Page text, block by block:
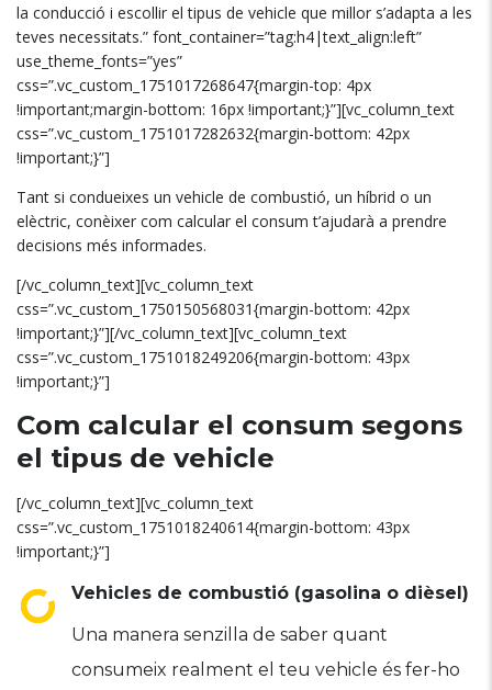
la conducció i escollir el tipus de vehicle que millor s’adapta a les
teves necessitats.” font_container=”tag:h4|text_align:left”
use_theme_fonts=”yes”
css=”.vc_custom_1751017268647{margin-top: 4px
!important;margin-bottom: 16px !important;}”][vc_column_text
css=”.vc_custom_1751017282632{margin-bottom: 42px
!important;}”]
Tant si condueixes un vehicle de combustió, un híbrid o un
elèctric, conèixer com calcular el consum t’ajudarà a prendre
decisions més informades.
[/vc_column_text][vc_column_text
css=”.vc_custom_1750150568031{margin-bottom: 42px
!important;}”][/vc_column_text][vc_column_text
css=”.vc_custom_1751018249206{margin-bottom: 43px
!important;}”]
Com calcular el consum segons
el tipus de vehicle
[/vc_column_text][vc_column_text
css=”.vc_custom_1751018240614{margin-bottom: 43px
!important;}”]
Vehicles de combustió (gasolina o dièsel)
Una manera senzilla de saber quant
consumeix realment el teu vehicle és fer-ho